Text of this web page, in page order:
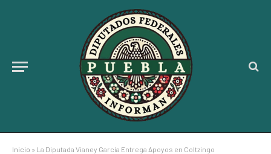
Inicio » La Diputada Vianey García Entrega Apoyos en Coltzingo